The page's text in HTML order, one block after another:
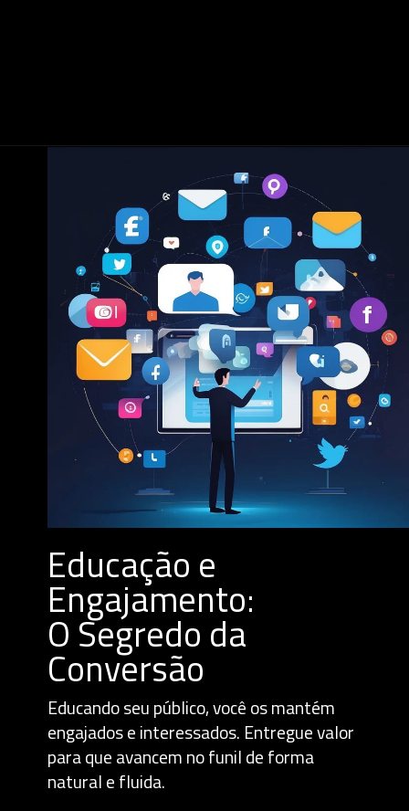
Educação e
Engajamento:
O Segredo da
Conversão
Educando seu público, você os mantém
engajados e interessados. Entregue valor
para que avancem no funil de forma
natural e fluida.